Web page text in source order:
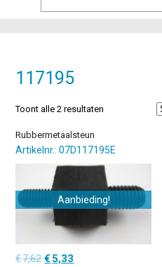
117195
Toont alle 2 resultaten
Rubbermetaalsteun
Artikelnr.: 07D117195E
Aanbieding!
€7,62Oorspronkelijke
€ 5,33